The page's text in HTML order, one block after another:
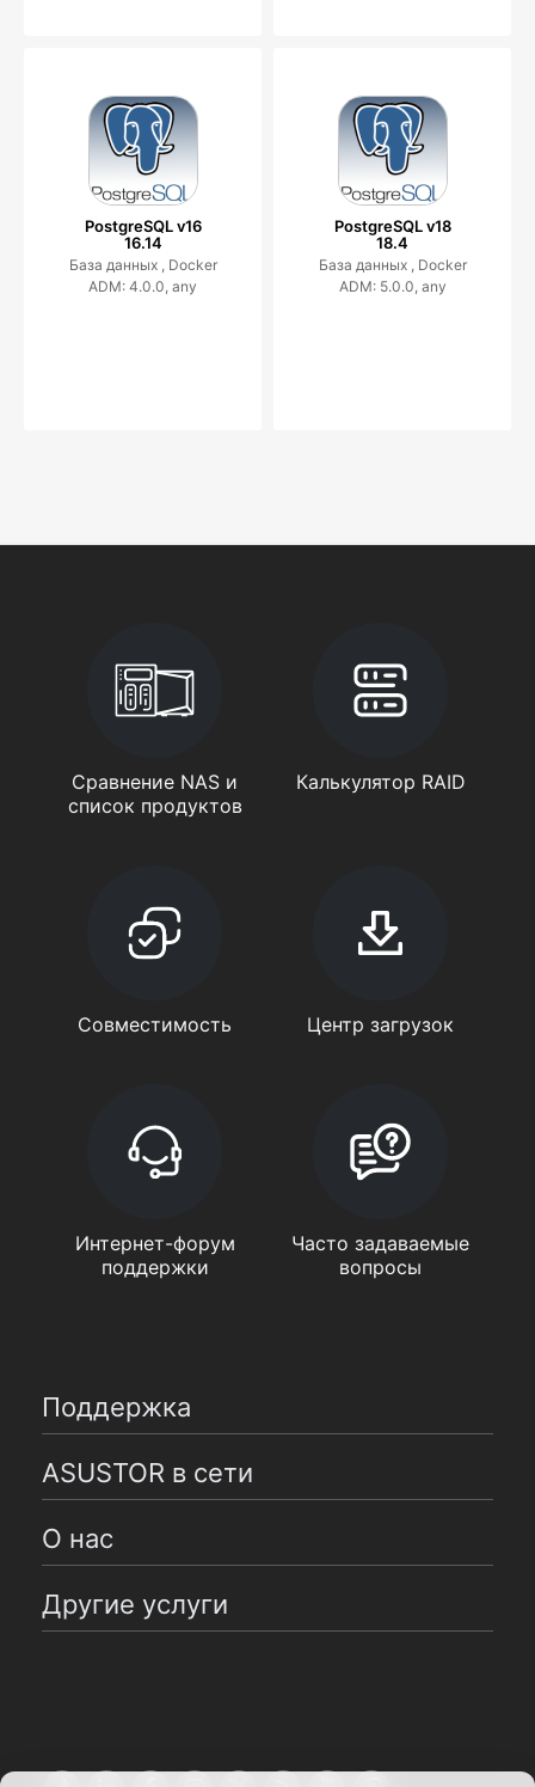
PostgreSQL v16
16.14
База данных , Docker
ADM: 4.0.0, any
PostgreSQL v18
18.4
База данных , Docker
ADM: 5.0.0, any
Сравнение NAS и
список продуктов
Калькулятор RAID
Совместимость Центр загрузок
Интернет-форум
поддержки
Часто задаваемые
вопросы
Поддержка
ASUSTOR в сети
О нас
Другие услуги